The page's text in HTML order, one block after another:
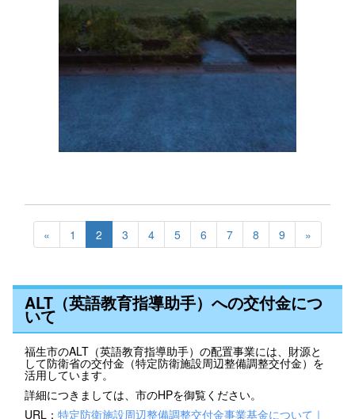
« 1 2 3 4 5 6 7 8 9 »
ALT（英語教育指導助手）への交付金につ
いて
福生市のALT（英語教育指導助手）の配置事業には、財源と
して防衛省の交付金（特定防衛施設周辺整備調整交付金）を
活用しています。
詳細につきましては、市のHPを御覧ください。
URL： 特定防衛施設周辺整備調整交付金事業基金について｜